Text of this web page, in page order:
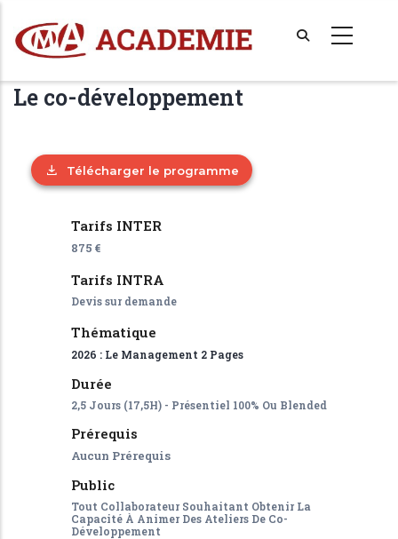
au
contenu
principal
Le co-développement
Télécharger le programme
Tarifs INTER
875 €
Tarifs INTRA
Devis sur demande
Thématique
2026 : Le Management 2 Pages
Durée
2,5 Jours (17,5H) - Présentiel 100% Ou Blended
Prérequis
Aucun Prérequis
Public
Tout Collaborateur Souhaitant Obtenir La
Capacité À Animer Des Ateliers De Co-
Développement